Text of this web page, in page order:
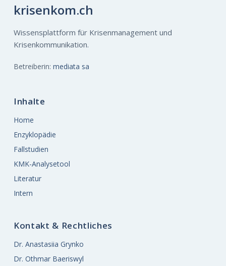
krisenkom.ch
Wissensplattform für Krisenmanagement und
Krisenkommunikation.
Betreiberin: mediata sa
Inhalte
Home
Enzyklopädie
Fallstudien
KMK-Analysetool
Literatur
Intern
Kontakt & Rechtliches
Dr. Anastasiia Grynko
Dr. Othmar Baeriswyl